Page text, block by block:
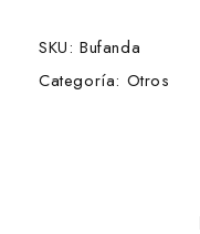
a
n
SKU: Bufanda
Categoría: Otros